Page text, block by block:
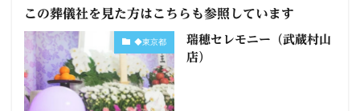
この葬儀社を見た方はこちらも参照しています
◆東京都
瑞穂セレモニー（武蔵村山
店）